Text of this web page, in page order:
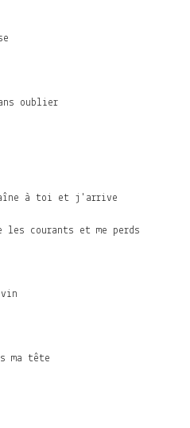
oublier
à toi et j'arrive
les courants et me perds
ma tête